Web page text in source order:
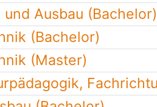
und Ausbau (Bachelor)
(Bachelor)
(Master)